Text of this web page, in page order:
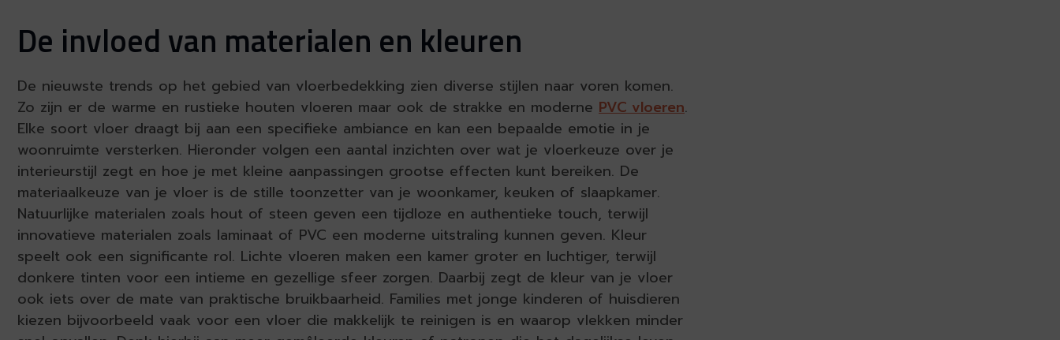
De invloed van materialen en kleuren
De nieuwste trends op het gebied van vloerbedekking zien diverse stijlen naar voren komen.
Zo zijn er de warme en rustieke houten vloeren maar ook de strakke en moderne PVC vloeren.
Elke soort vloer draagt bij aan een specifieke ambiance en kan een bepaalde emotie in je
woonruimte versterken. Hieronder volgen een aantal inzichten over wat je vloerkeuze over je
interieurstijl zegt en hoe je met kleine aanpassingen grootse effecten kunt bereiken. De
materiaalkeuze van je vloer is de stille toonzetter van je woonkamer, keuken of slaapkamer.
Natuurlijke materialen zoals hout of steen geven een tijdloze en authentieke touch, terwijl
innovatieve materialen zoals laminaat of PVC een moderne uitstraling kunnen geven. Kleur
speelt ook een significante rol. Lichte vloeren maken een kamer groter en luchtiger, terwijl
donkere tinten voor een intieme en gezellige sfeer zorgen. Daarbij zegt de kleur van je vloer
ook iets over de mate van praktische bruikbaarheid. Families met jonge kinderen of huisdieren
kiezen bijvoorbeeld vaak voor een vloer die makkelijk te reinigen is en waarop vlekken minder